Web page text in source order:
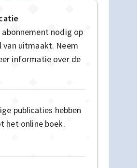
nodig op
van uitmaakt. Neem
informatie over de
publicaties hebben
het online boek.